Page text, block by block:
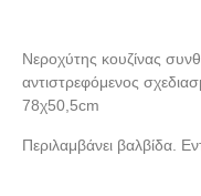
Νεροχύτης κουζίνας
αντιστρεφόμενος
78χ50,5cm
Περιλαμβάνει βαλβίδα.